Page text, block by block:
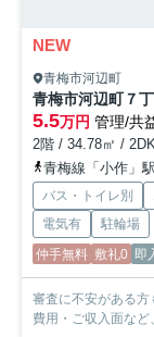
NEW
青梅市河辺町
青梅市河辺町７
5.5万円 管理/共
2階 / 34.78㎡ /
青梅線「小作」
バス・トイレ別
電気有
駐輪場
仲手無料 敷礼0 即
審査に不安がある方も、
費用・ご収入面など